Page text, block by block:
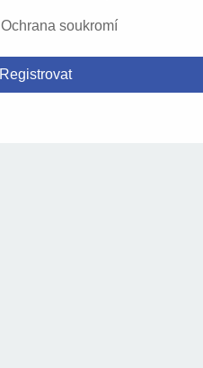
Ochrana soukromí
Registrovat